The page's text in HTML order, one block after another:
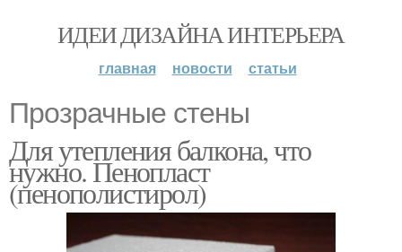
ИДЕИ ДИЗАЙНА ИНТЕРЬЕРА
главная новости статьи
Прозрачные стены
Для утепления балкона, что
нужно. Пенопласт
(пенополистирол)